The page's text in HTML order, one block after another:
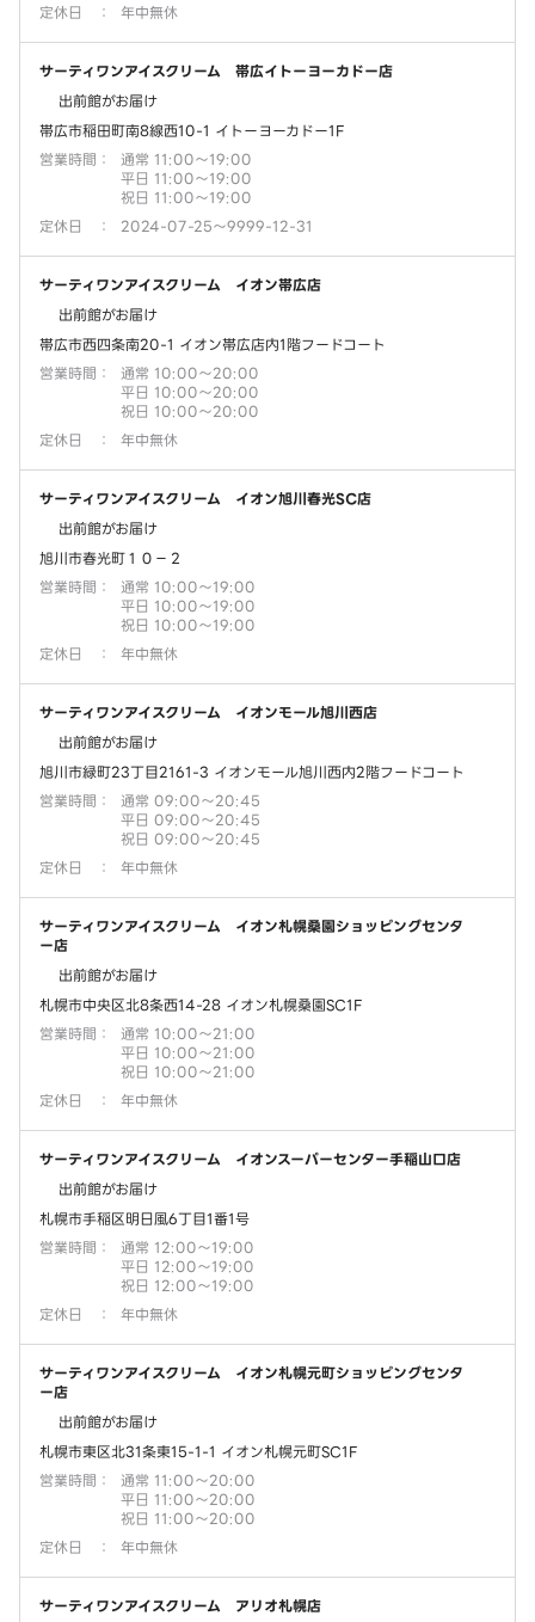
定休日
： 年中無休
サーティワンアイスクリーム 帯広イトーヨーカドー店
出前館がお届け
帯広市稲田町南8線西10-1 イトーヨーカドー1F
営業時間 ：
通常 11:00～19:00
平日 11:00～19:00
祝日 11:00～19:00
定休日
： 2024-07-25～9999-12-31
サーティワンアイスクリーム イオン帯広店
出前館がお届け
帯広市西四条南20-1 イオン帯広店内1階フードコート
営業時間 ：
通常 10:00～20:00
平日 10:00～20:00
祝日 10:00～20:00
定休日
： 年中無休
サーティワンアイスクリーム イオン旭川春光SC店
出前館がお届け
旭川市春光町１０－２
営業時間 ：
通常 10:00～19:00
平日 10:00～19:00
祝日 10:00～19:00
定休日
： 年中無休
サーティワンアイスクリーム イオンモール旭川西店
出前館がお届け
旭川市緑町23丁目2161-3 イオンモール旭川西内2階フードコート
営業時間 ：
通常 09:00～20:45
平日 09:00～20:45
祝日 09:00～20:45
定休日
： 年中無休
サーティワンアイスクリーム イオン札幌桑園ショッピングセンタ
ー店
出前館がお届け
札幌市中央区北8条西14-28 イオン札幌桑園SC1F
営業時間 ：
通常 10:00～21:00
平日 10:00～21:00
祝日 10:00～21:00
定休日
： 年中無休
サーティワンアイスクリーム イオンスーパーセンター手稲山口店
出前館がお届け
札幌市手稲区明日風6丁目1番1号
営業時間 ：
通常 12:00～19:00
平日 12:00～19:00
祝日 12:00～19:00
定休日
： 年中無休
サーティワンアイスクリーム イオン札幌元町ショッピングセンタ
ー店
出前館がお届け
札幌市東区北31条東15-1-1 イオン札幌元町SC1F
営業時間 ：
通常 11:00～20:00
平日 11:00～20:00
祝日 11:00～20:00
定休日
： 年中無休
サーティワンアイスクリーム アリオ札幌店